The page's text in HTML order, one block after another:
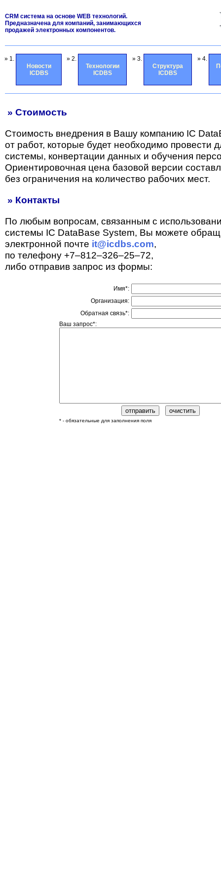
CRM система на основе WEB технологий.
Предназначена для компаний, занимающихся
продажей электронных компонентов.
» 1.
Новости
ICDBS
» 2.
Технологии
ICDBS
» 3.
Структура
ICDBS
» 4.
» Стоимость
Стоимость внедрения в Вашу компанию IC
от работ, которые будет необходимо провести
системы, конвертации данных и обучения
Ориентировочная цена базовой версии
без ограничения на количество рабочих мест.
» Контакты
По любым вопросам, связанным с
системы IC DataBase System, Вы можете
электронной почте it@icdbs.com,
по телефону +7–812–326–25–72,
либо отправив запрос из формы:
Имя*:
Организация:
Обратная связь*:
Ваш запрос*:
* - обязательные для заполнения поля